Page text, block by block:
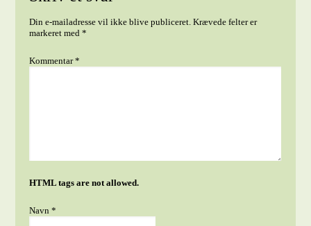
Din e-mailadresse vil ikke blive publiceret. Krævede felter er
markeret med*
Kommentar*
HTML tags are not allowed.
Navn*